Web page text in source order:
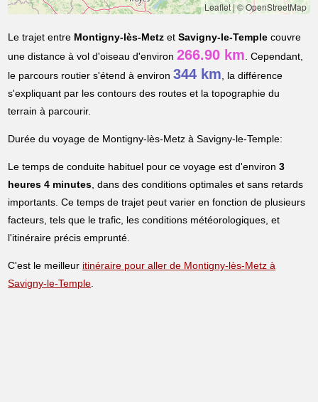
Leaflet|© OpenStreetMap
Le trajet entre Montigny-lès-Metz etSavigny-le-Temple couvre
une distance à vol d'oiseau d'environ266.90 km. Cependant,
le parcours routier s'étend à environ344 km, la différence
s'expliquant par les contours des routes et la topographie du
terrain à parcourir.
Durée du voyage de Montigny-lès-Metz à Savigny-le-Temple:
Le temps de conduite habituel pour ce voyage est d'environ3
heures 4 minutes, dans des conditions optimales et sans retards
importants. Ce temps de trajet peut varier en fonction de plusieurs
facteurs, tels que le trafic, les conditions météorologiques, et
l'itinéraire précis emprunté.
C'est le meilleur itinéraire pour aller de Montigny-lès-Metz à
Savigny-le-Temple.